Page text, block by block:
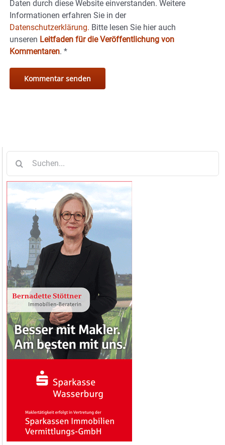
Daten durch diese Website einverstanden. Weitere
Informationen erfahren Sie in der
Datenschutzerklärung. Bitte lesen Sie hier auch
unseren Leitfaden für die Veröffentlichung von
Kommentaren. *
nach: